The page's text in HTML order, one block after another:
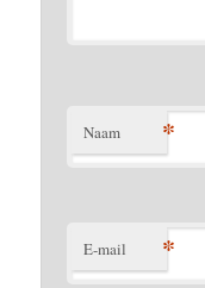
Naam *
E-mail *